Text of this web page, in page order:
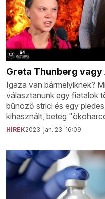
Greta Thunberg vagy
Igaza van bármelyiknek?
választanunk egy fiatalok
bűnöző strici és egy
kihasznált, beteg
HÍREK2023. jan. 23. 16:09